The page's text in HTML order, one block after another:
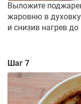
Выложите
жаровню в
и снизив нагрев
Шаг 7